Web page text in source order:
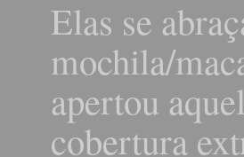
Elas se
mochila/
apertou
cobertura